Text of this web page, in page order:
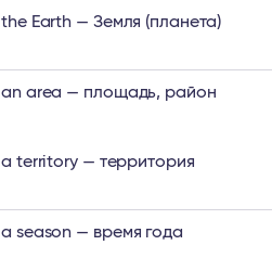
the Earth — Земля (планета)
an area — площадь, район
a territory — территория
a season — время года